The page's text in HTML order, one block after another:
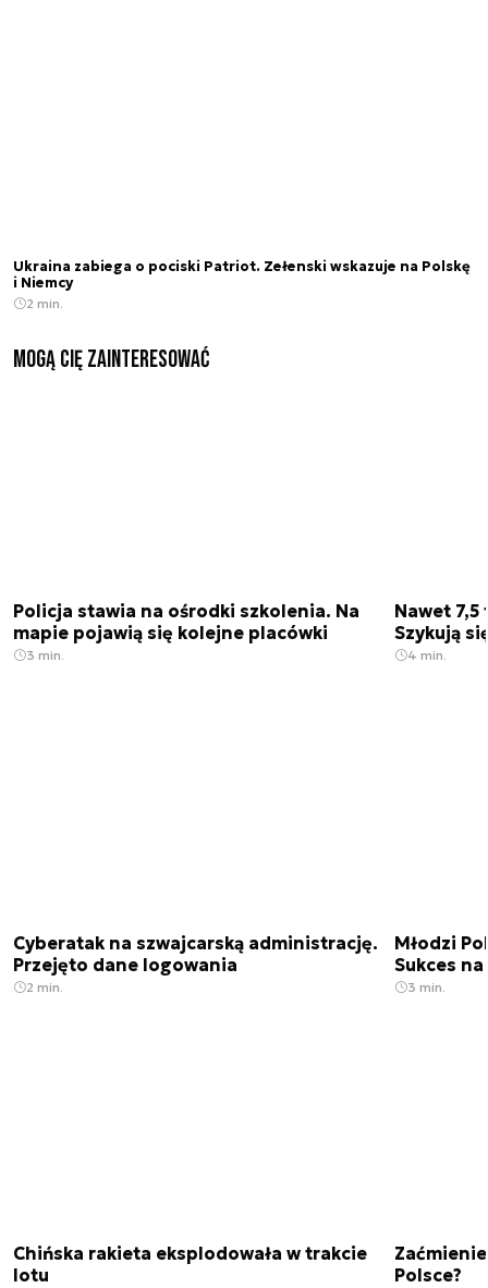
Ukraina zabiega o pociski Patriot. Zełenski wskazuje na Polskę
i Niemcy
2 min.
Mogą Cię zainteresować
Policja stawia na ośrodki szkolenia. Na
mapie pojawią się kolejne placówki
3 min.
Nawet
Szykują
4 min.
Cyberatak na szwajcarską administrację.
Przejęto dane logowania
2 min.
Młodzi
Sukces
3 min.
Chińska rakieta eksplodowała w trakcie
lotu
Polsce?